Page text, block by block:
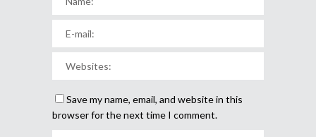
Save my name, email, and website in this
browser for the next time I comment.